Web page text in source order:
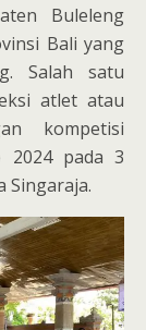
Buleleng
Bali yang
Salah satu
atlet atau
kompetisi
2024 pada 3
Singaraja.